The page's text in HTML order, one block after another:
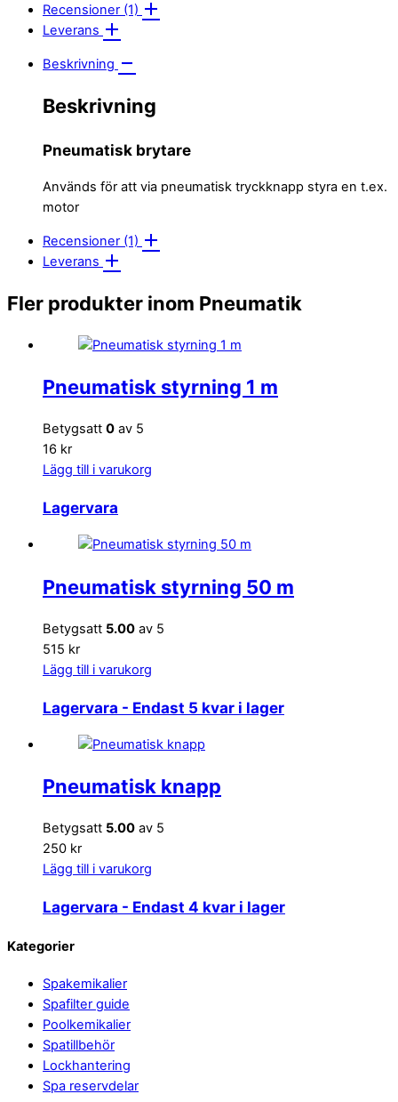
Recensioner (1)
Leverans
Beskrivning
Beskrivning
Pneumatisk brytare
Används för att via pneumatisk tryckknapp styra en t.ex.
motor
Recensioner (1)
Leverans
Fler produkter inom Pneumatik
Pneumatisk styrning 1 m
Betygsatt 0 av 5
16 kr
Lägg till i varukorg
Lagervara
Pneumatisk styrning 50 m
Betygsatt 5.00 av 5
515 kr
Lägg till i varukorg
Lagervara - Endast 5 kvar i lager
Pneumatisk knapp
Betygsatt 5.00 av 5
250 kr
Lägg till i varukorg
Lagervara - Endast 4 kvar i lager
Back
Top
Kategorier
Spakemikalier
Spafilter guide
Poolkemikalier
Spatillbehör
Lockhantering
Spa reservdelar